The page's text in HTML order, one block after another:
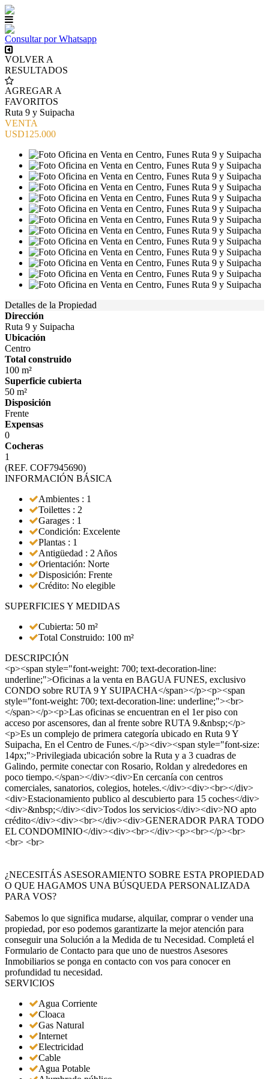
Consultar por Whatsapp
VOLVER A
RESULTADOS
AGREGAR A
FAVORITOS
Ruta 9 y Suipacha
VENTA
USD125.000
Detalles de la Propiedad
Dirección
Ruta 9 y Suipacha
Ubicación
Centro
Total construido
100 m²
Superficie cubierta
50 m²
Disposición
Frente
Expensas
0
Cocheras
1
(REF. COF7945690)
INFORMACIÓN BÁSICA
Ambientes : 1
Toilettes : 2
Garages : 1
Condición: Excelente
Plantas : 1
Antigüedad : 2 Años
Orientación: Norte
Disposición: Frente
Crédito: No elegible
SUPERFICIES Y MEDIDAS
Cubierta: 50 m²
Total Construido: 100 m²
DESCRIPCIÓN
<p><span style="font-weight: 700; text-decoration-line:
underline;">Oficinas a la venta en BAGUA FUNES, exclusivo
CONDO sobre RUTA 9 Y SUIPACHA</span></p><p><span
style="font-weight: 700; text-decoration-line: underline;"><br>
</span></p><p>Las oficinas se encuentran en el 1er piso con
acceso por ascensores, dan al frente sobre RUTA 9.&nbsp;</p>
<p>Es un complejo de primera categoría ubicado en Ruta 9 Y
Suipacha, En el Centro de Funes.</p><div><span style="font-size:
14px;">Privilegiada ubicación sobre la Ruta y a 3 cuadras de
Galindo, permite conectar con Rosario, Roldan y alrededores en
poco tiempo.</span></div><div>En cercanía con centros
comerciales, sanatorios, colegios, hoteles.</div><div><br></div>
<div>Estacionamiento publico al descubierto para 15 coches</div>
<div>&nbsp;</div><div>Todos los servicios</div><div>NO apto
crédito</div><div><br></div><div>GENERADOR PARA TODO
EL CONDOMINIO</div><div><br></div><p><br></p><br>
<br> <br>
¿NECESITÁS ASESORAMIENTO SOBRE ESTA PROPIEDAD
O QUE HAGAMOS UNA BÚSQUEDA PERSONALIZADA
PARA VOS?
Sabemos lo que significa mudarse, alquilar, comprar o vender una
propiedad, por eso podemos garantizarte la mejor atención para
conseguir una Solución a la Medida de tu Necesidad. Completá el
Formulario de Contacto para que uno de nuestros Asesores
Inmobiliarios se ponga en contacto con vos para conocer en
profundidad tu necesidad.
SERVICIOS
Agua Corriente
Cloaca
Gas Natural
Internet
Electricidad
Cable
Agua Potable